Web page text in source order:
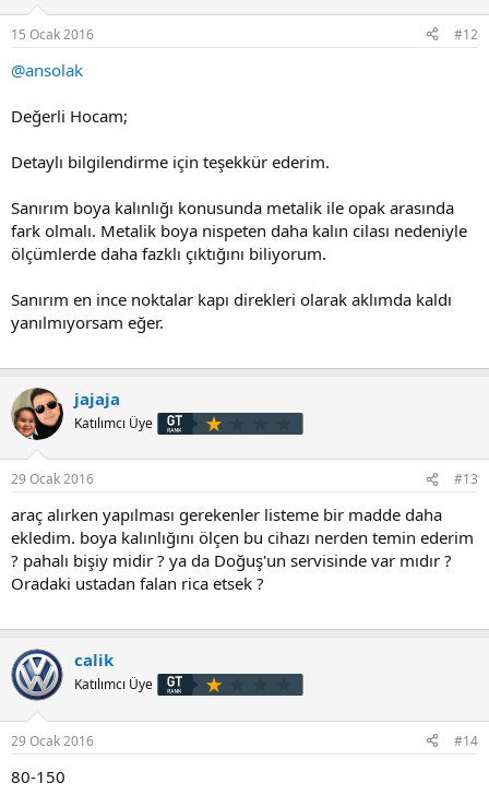
:
15 Ocak 2016 #12
@ansolak
Değerli Hocam;
Detaylı bilgilendirme için teşekkür ederim.
Sanırım boya kalınlığı konusunda metalik ile opak arasında
fark olmalı. Metalik boya nispeten daha kalın cilası nedeniyle
ölçümlerde daha fazklı çıktığını biliyorum.
Sanırım en ince noktalar kapı direkleri olarak aklımda kaldı
yanılmıyorsam eğer.
jajaja
Katılımcı Üye
29 Ocak 2016 #13
araç alırken yapılması gerekenler listeme bir madde daha
ekledim. boya kalınlığını ölçen bu cihazı nerden temin ederim
? pahalı bişiy midir ? ya da Doğuş'un servisinde var mıdır ?
Oradaki ustadan falan rica etsek ?
calik
Katılımcı Üye
29 Ocak 2016 #14
80-150